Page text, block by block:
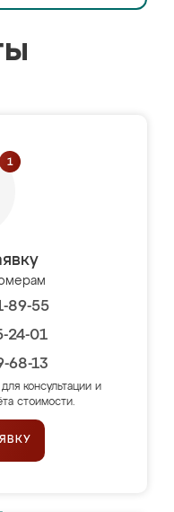
89-55
24-01
68-13
консультации и
стоимости.